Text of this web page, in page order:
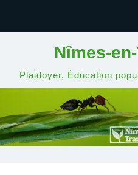
Nîmes-
Plaidoyer, Éducation